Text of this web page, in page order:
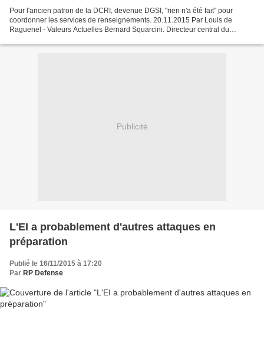
Pour l'ancien patron de la DCRI, devenue DGSI, "rien n'a été fait" pour
coordonner les services de renseignements. 20.11.2015 Par Louis de
Raguenel - Valeurs Actuelles Bernard Squarcini. Directeur central du
Publicité
L'EI a probablement d'autres attaques en
préparation
Publié le 16/11/2015 à 17:20
Par RP Defense